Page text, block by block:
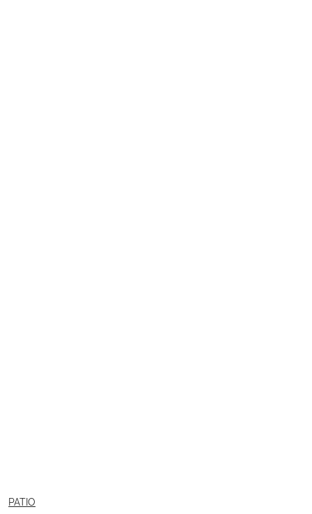
NAZWA
PRODUCENTA:
PATIO